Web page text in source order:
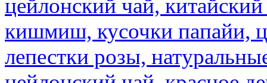
цейлонский чай,
кишмиш, кусочки папайи,
лепестки розы,